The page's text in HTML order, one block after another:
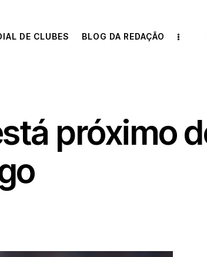
DE CLUBES BLOG DA REDAÇÃO
próximo